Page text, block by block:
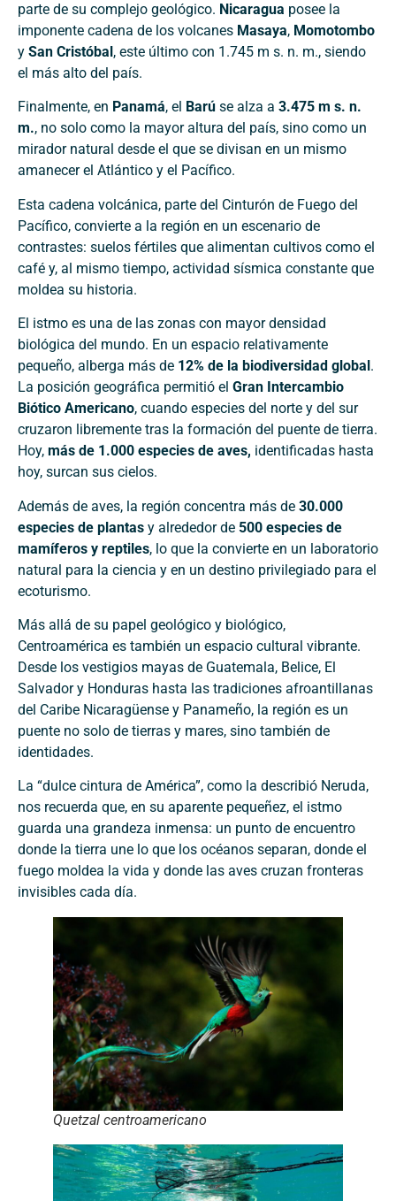
parte de su complejo geológico. Nicaragua posee la
imponente cadena de los volcanes Masaya, Momotombo
y San Cristóbal, este último con 1.745 m s. n. m., siendo
el más alto del país.
Finalmente, en Panamá, el Barú se alza a 3.475 m s. n.
m., no solo como la mayor altura del país, sino como un
mirador natural desde el que se divisan en un mismo
amanecer el Atlántico y el Pacífico.
Esta cadena volcánica, parte del Cinturón de Fuego del
Pacífico, convierte a la región en un escenario de
contrastes: suelos fértiles que alimentan cultivos como el
café y, al mismo tiempo, actividad sísmica constante que
moldea su historia.
El istmo es una de las zonas con mayor densidad
biológica del mundo. En un espacio relativamente
pequeño, alberga más de 12% de la biodiversidad global .
La posición geográfica permitió el Gran Intercambio
Biótico Americano, cuando especies del norte y del sur
cruzaron libremente tras la formación del puente de tierra.
Hoy, más de 1.000 especies de aves, identificadas hasta
hoy, surcan sus cielos.
Además de aves, la región concentra más de 30.000
especies de plantas y alrededor de 500 especies de
mamíferos y reptiles, lo que la convierte en un laboratorio
natural para la ciencia y en un destino privilegiado para el
ecoturismo.
Más allá de su papel geológico y biológico,
Centroamérica es también un espacio cultural vibrante.
Desde los vestigios mayas de Guatemala, Belice, El
Salvador y Honduras hasta las tradiciones afroantillanas
del Caribe Nicaragüense y Panameño, la región es un
puente no solo de tierras y mares, sino también de
identidades.
La “dulce cintura de América”, como la describió Neruda,
nos recuerda que, en su aparente pequeñez, el istmo
guarda una grandeza inmensa: un punto de encuentro
donde la tierra une lo que los océanos separan, donde el
fuego moldea la vida y donde las aves cruzan fronteras
invisibles cada día.
Quetzal centroamericano